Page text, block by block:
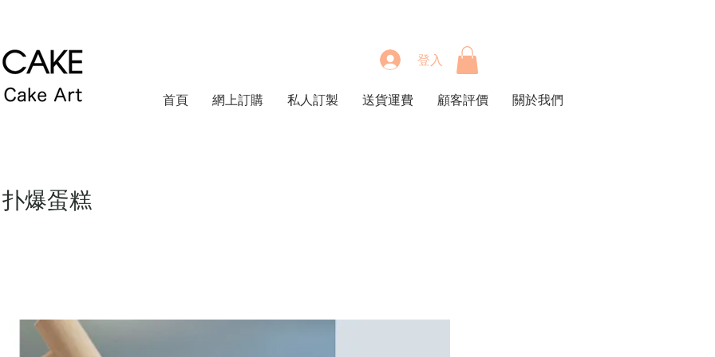
登入
首頁 網上訂購 私人訂製 送貨運費 顧客評價 關於我們
爆蛋糕